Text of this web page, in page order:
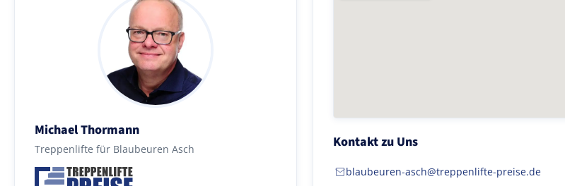
Michael Thormann
Treppenlifte für Blaubeuren Asch Kontakt zu Uns
blaubeuren-asch@treppenlifte-preise.de